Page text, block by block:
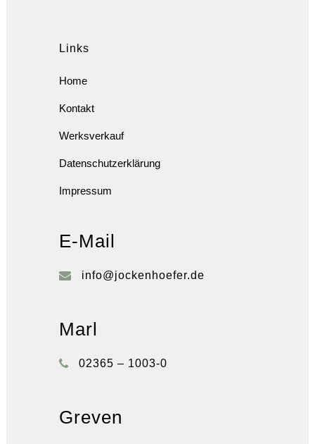
Links
Home
Kontakt
Werksverkauf
Datenschutzerklärung
Impressum
E-Mail
info@jockenhoefer.de
Marl
02365 – 1003-0
Greven